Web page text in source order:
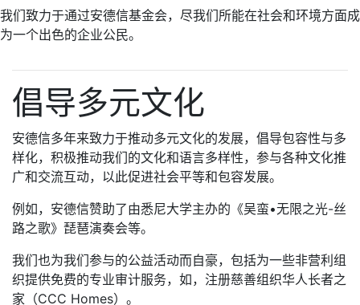
我们致力于通过安德信基金会，尽我们所能在社会和环境方面成
为一个出色的企业公民。
倡导多元文化
安德信多年来致力于推动多元文化的发展，倡导包容性与多
样化，积极推动我们的文化和语言多样性，参与各种文化推
广和交流互动，以此促进社会平等和包容发展。
例如，安德信赞助了由悉尼大学主办的《吴蛮•无限之光-丝
路之歌》琵琶演奏会等。
我们也为我们参与的公益活动而自豪，包括为一些非营利组
织提供免费的专业审计服务，如，注册慈善组织华人长者之
家（CCC Homes）。